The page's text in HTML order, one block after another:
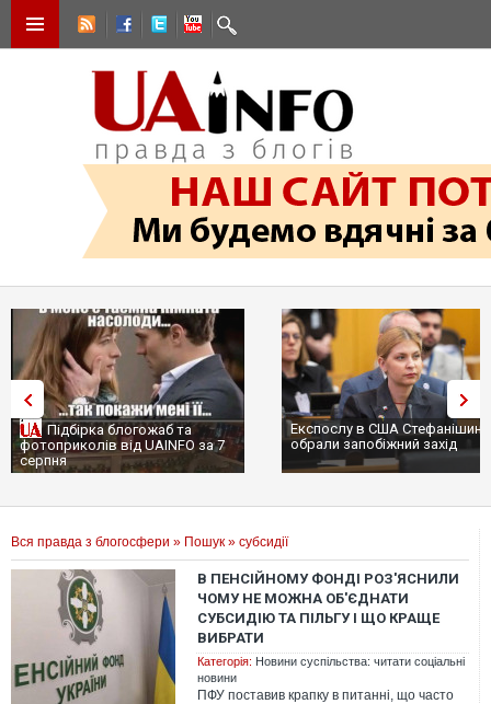
Підбірка блогожаб та
фотоприколів від UAINFO за 7
серпня
Експослу в США
обрали запобіжний захід
Вся правда з блогосфери » Пошук » субсидії
В ПЕНСІЙНОМУ ФОНДІ РОЗ'ЯСНИЛИ
ЧОМУ НЕ МОЖНА ОБ'ЄДНАТИ
СУБСИДІЮ ТА ПІЛЬГУ І ЩО КРАЩЕ
ВИБРАТИ
Категорія: Новини суспільства: читати соціальні
новини
ПФУ поставив крапку в питанні, що часто